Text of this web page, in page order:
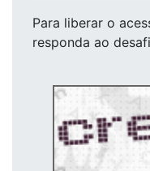
Para liberar o
responda ao